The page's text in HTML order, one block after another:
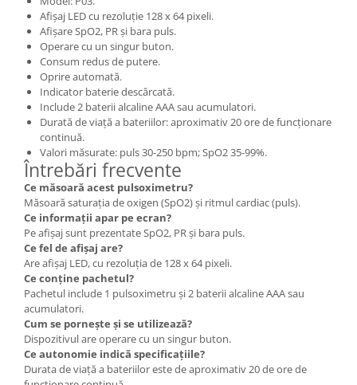
Afișaj LED cu rezoluție 128 x 64 pixeli.
Afișare SpO2, PR și bara puls.
Operare cu un singur buton.
Consum redus de putere.
Oprire automată.
Indicator baterie descărcată.
Include 2 baterii alcaline AAA sau acumulatori.
Durată de viață a bateriilor: aproximativ 20 ore de funcționare
continuă.
Valori măsurate: puls 30-250 bpm; SpO2 35-99%.
Întrebări frecvente
Ce măsoară acest pulsoximetru?
Măsoară saturația de oxigen (SpO2) și ritmul cardiac (puls).
Ce informații apar pe ecran?
Pe afișaj sunt prezentate SpO2, PR și bara puls.
Ce fel de afișaj are?
Are afișaj LED, cu rezoluția de 128 x 64 pixeli.
Ce conține pachetul?
Pachetul include 1 pulsoximetru și 2 baterii alcaline AAA sau
acumulatori.
Cum se pornește și se utilizează?
Dispozitivul are operare cu un singur buton.
Ce autonomie indică specificațiile?
Durata de viață a bateriilor este de aproximativ 20 de ore de